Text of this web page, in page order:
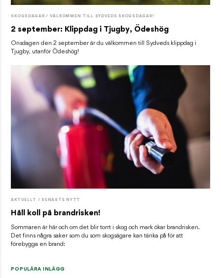
SKOGSDAGAR / VÄLKOMMEN TILL SYDVEDS SKOGSDAGAR!
2 september: Klippdag i Tjugby, Ödeshög
Onsdagen den 2 september är du välkommen till Sydveds klippdag i
Tjugby, utanför Ödeshög!
AKTUELLT / SENASTE NYTT
Håll koll på brandrisken!
Sommaren är här och om det blir torrt i skog och mark ökar brandrisken.
Det finns några saker som du som skogsägare kan tänka på för att
förebygga en brand:
POPULÄRA INLÄGG